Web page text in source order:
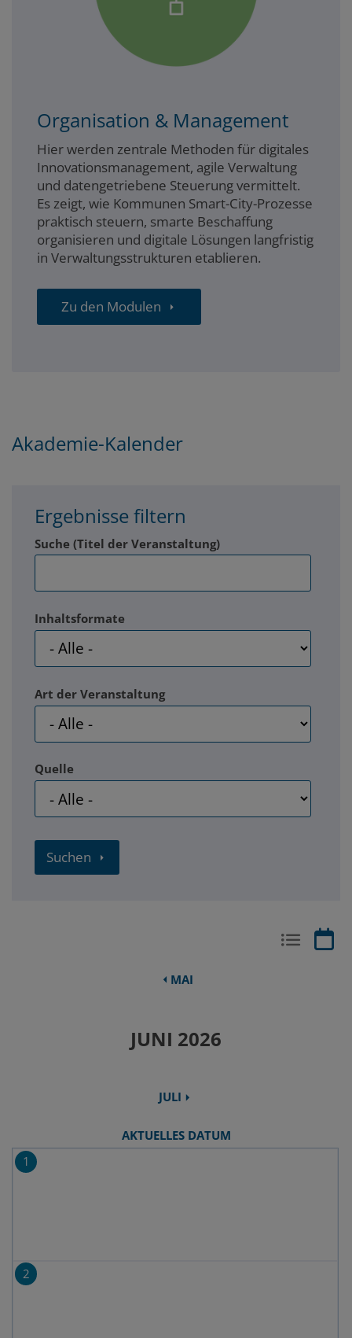
Organisation & Management
Hier werden zentrale Methoden für digitales
Innovationsmanagement, agile Verwaltung
und datengetriebene Steuerung vermittelt.
Es zeigt, wie Kommunen Smart-City-Prozesse
praktisch steuern, smarte Beschaffung
organisieren und digitale Lösungen langfristig
in Verwaltungsstrukturen etablieren.
Zu den Modulen
Smart
Akademie
Kalender
Akademie-Kalender
Ergebnisse filtern
Suche (Titel der Veranstaltung)
Inhaltsformate
Art der Veranstaltung
Quelle
Suchen
MAI
JUNI 2026
JULI
AKTUELLES DATUM
1
2